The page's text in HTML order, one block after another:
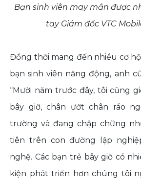
Bạn sinh viên may mắn được
tay Giám đốc VTC
Đồng thời mang đến nhiều cơ
bạn sinh viên năng động, anh
“Mười năm trước đây, tôi cũng
bây giờ, chân ướt chân ráo
trường và đang chập chững
tiên trên con đường lập
nghệ. Các bạn trẻ bây giờ có
kiện phát triển hơn chúng tôi